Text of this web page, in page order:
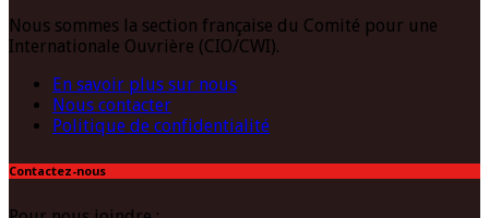
Nous sommes la section française du Comité pour une
Internationale Ouvrière (CIO/CWI).
En savoir plus sur nous
Nous contacter
Politique de confidentialité
Contactez-nous